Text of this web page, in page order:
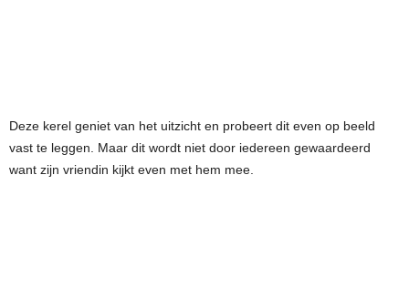
Deze kerel geniet van het uitzicht en probeert dit even op beeld
vast te leggen. Maar dit wordt niet door iedereen gewaardeerd
want zijn vriendin kijkt even met hem mee.